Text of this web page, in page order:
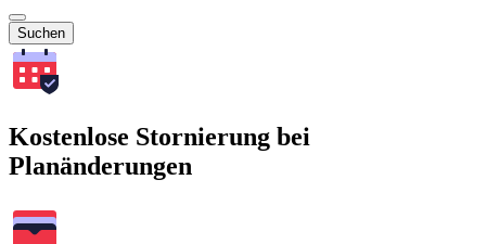
Suchen
Kostenlose Stornierung bei
Planänderungen